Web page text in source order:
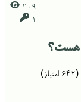
209
1
(
642 امتیاز)